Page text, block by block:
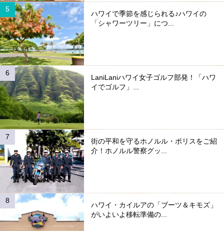
ハワイで季節を感じられる♪ハワイの
「シャワーツリー」につ...
LaniLaniハワイ女子ゴルフ部発！「ハワ
イでゴルフ」...
街の平和を守るホノルル・ポリスをご紹
介！ホノルル警察グッ...
ハワイ・カイルアの「ブーツ＆キモズ」
がいよいよ移転準備の...